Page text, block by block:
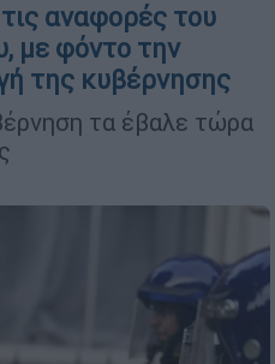
αναφορές του
με φόντο την
της κυβέρνησης
τα έβαλε τώρα